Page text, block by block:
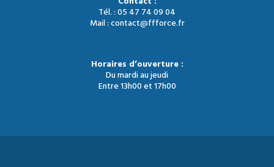
Tél. : 05 47 74 09 04
Mail : contact@ffforce.fr
Horaires d’ouverture :
Du mardi au jeudi
Entre 13h00 et 17h00